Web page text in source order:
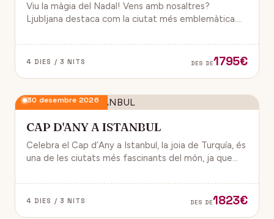
Viu la màgia del Nadal! Vens amb nosaltres?
Ljubljana destaca com la ciutat més emblemàtica.
destinacions nadalenques d’Europa.
4 DIES / 3 NITS DES DE1795€
30 desembre 2026
CAP D'ANY A ISTANBUL
Celebra el Cap d’Any a Istanbul, la joia de Turquía, és
una de les ciutats més fascinants del món, ja que
gaudir d’un ambient de festa i alegría.
4 DIES / 3 NITS DES DE1823€